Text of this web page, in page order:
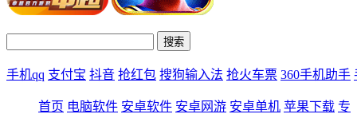
手机qq 支付宝 抖音 抢红包 搜狗输入法 抢火车票 360手机助手
首页 电脑软件 安卓软件 安卓网游 安卓单机 苹果下载 专